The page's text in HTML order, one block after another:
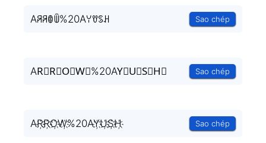
Aꋪꋪꂦꅏ%20Aꌩꀎꌗꃅ Sao chép
AR⃟R⃟O⃟W⃟%20AY⃟U⃟S⃟H⃟ Sao chép
AR҉R҉O҉W҉%20AY҉U҉S҉H҉ Sao chép